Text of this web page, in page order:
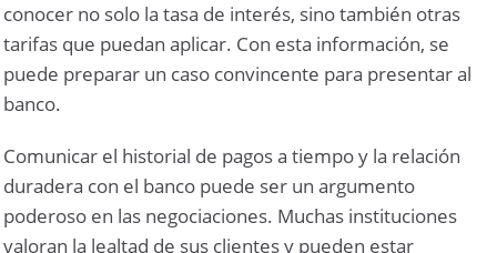
conocer no solo la tasa de interés, sino también otras
tarifas que puedan aplicar. Con esta información, se
puede preparar un caso convincente para presentar al
banco.
Comunicar el historial de pagos a tiempo y la relación
duradera con el banco puede ser un argumento
poderoso en las negociaciones. Muchas instituciones
valoran la lealtad de sus clientes y pueden estar